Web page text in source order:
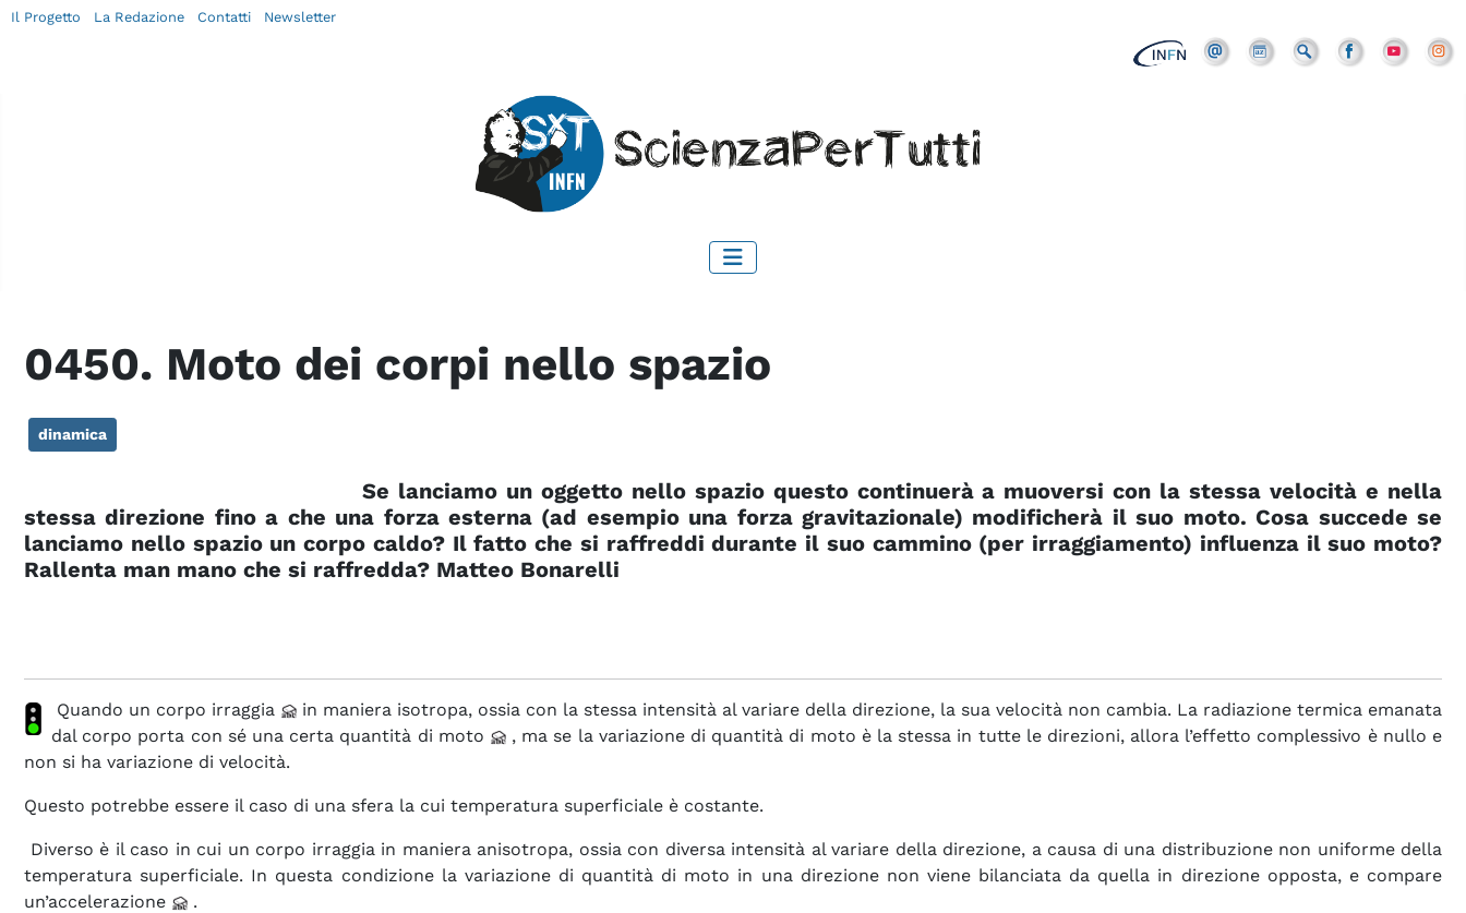
Il Progetto La Redazione Contatti Newsletter
0450. Moto dei corpi nello spazio
dinamica
Se lanciamo un oggetto nello spazio questo continuerà a muoversi con la stessa velocità e nella
stessa direzione fino a che una forza esterna (ad esempio una forza gravitazionale) modificherà il suo moto. Cosa succede se
lanciamo nello spazio un corpo caldo? Il fatto che si raffreddi durante il suo cammino (per irraggiamento) influenza il suo moto?
Rallenta man mano che si raffredda? Matteo Bonarelli
Quando un corpo irraggia
in maniera isotropa, ossia con la stessa intensità al variare della direzione, la sua velocità non cambia. La radiazione termica emanata
dal corpo porta con sé una certa quantità di moto
, ma se la variazione di quantità di moto è la stessa in tutte le direzioni, allora l’effetto complessivo è nullo e
non si ha variazione di velocità.
Questo potrebbe essere il caso di una sfera la cui temperatura superficiale è costante.
Diverso è il caso in cui un corpo irraggia in maniera anisotropa, ossia con diversa intensità al variare della direzione, a causa di una distribuzione non uniforme della
temperatura superficiale. In questa condizione la variazione di quantità di moto in una direzione non viene bilanciata da quella in direzione opposta, e compare
un’accelerazione
.